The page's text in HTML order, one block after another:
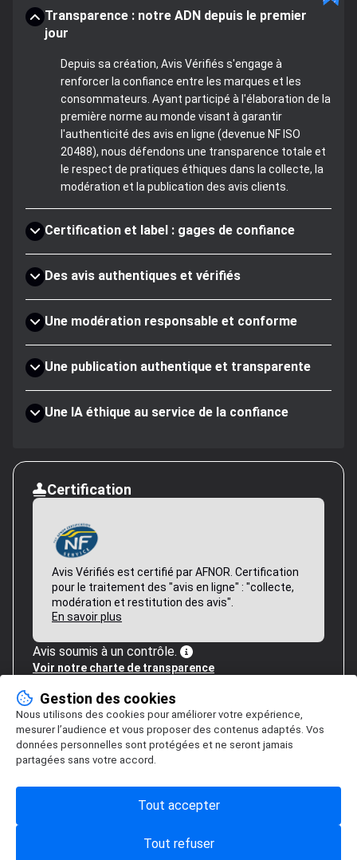
Transparence : notre ADN depuis le premier
jour
Depuis sa création, Avis Vérifiés s'engage à
renforcer la confiance entre les marques et les
consommateurs. Ayant participé à l'élaboration de la
première norme au monde visant à garantir
l'authenticité des avis en ligne (devenue NF ISO
20488), nous défendons une transparence totale et
le respect de pratiques éthiques dans la collecte, la
modération et la publication des avis clients.
Certification et label : gages de confiance
Des avis authentiques et vérifiés
Une modération responsable et conforme
Une publication authentique et transparente
Une IA éthique au service de la confiance
Certification
Avis Vérifiés est certifié par AFNOR. Certification
pour le traitement des "avis en ligne" : "collecte,
modération et restitution des avis".
En savoir plus
Avis soumis à un contrôle.
Voir notre charte de transparence
Gestion des cookies
Nous utilisons des cookies pour améliorer votre expérience,
mesurer l’audience et vous proposer des contenus adaptés. Vos
données personnelles sont protégées et ne seront jamais
partagées sans votre accord.
Tout refuser
Tout accepter